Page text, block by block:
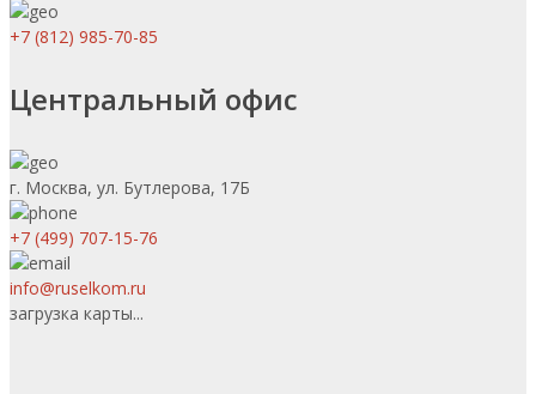
+7 (812) 985-70-85
Центральный офис
г. Москва, ул. Бутлерова, 17Б
+7 (499) 707-15-76
info@ruselkom.ru
загрузка карты...